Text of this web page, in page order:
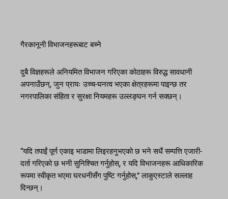
गैरकानूनी विभाजनहरूबाट बच्ने
दुबै विज्ञहरूले अनियमित विभाजन गरिएका कोठाहरू विरुद्ध सावधानी
अपनाउँछन्, जुन प्रायः उच्च-घनत्व भएका क्षेत्रहरूमा पाइन्छ तर
नगरपालिका संहिता र सुरक्षा नियमहरू उल्लङ्घन गर्न सक्छन्।
“यदि तपाईं पूर्ण एकाइ भाडामा लिइरहनुभएको छ भने सधैं सम्पत्ति एजारी-
दर्ता गरिएको छ भनी सुनिश्चित गर्नुहोस्, र यदि विभाजनहरू आधिकारिक
रूपमा स्वीकृत भएमा घरधनीसँग पुष्टि गर्नुहोस्,” लाकुएस्टाले सल्लाह
दिन्छन्।